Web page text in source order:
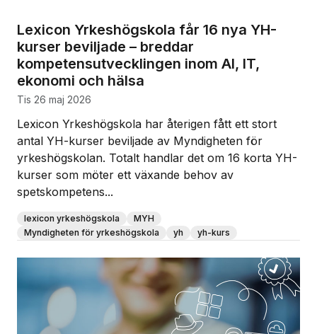
Lexicon Yrkeshögskola får 16 nya YH-
kurser beviljade – breddar
kompetensutvecklingen inom AI, IT,
ekonomi och hälsa
tis 26 maj 2026
Lexicon Yrkeshögskola har återigen fått ett stort
antal YH-kurser beviljade av Myndigheten för
yrkeshögskolan. Totalt handlar det om 16 korta YH-
kurser som möter ett växande behov av
spetskompetens...
lexicon yrkeshögskola
MYH
Myndigheten för yrkeshögskola
yh yh-kurs